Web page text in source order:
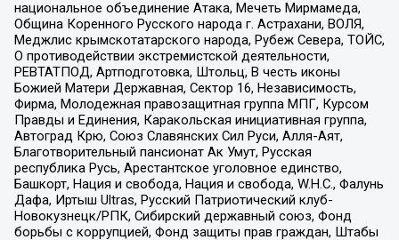
национальное объединение Атака, Мечеть Мирмамеда,
Община Коренного Русского народа г. Астрахани, ВОЛЯ,
Меджлис крымскотатарского народа, Рубеж Севера, ТОЙС,
О противодействии экстремистской деятельности,
РЕВТАТПОД, Артподготовка, Штольц, В честь иконы
Божией Матери Державная, Сектор 16, Независимость,
Фирма, Молодежная правозащитная группа МПГ, Курсом
Правды и Единения, Каракольская инициативная группа,
Автоград Крю, Союз Славянских Сил Руси, Алля-Аят,
Благотворительный пансионат Ак Умут, Русская
республика Русь, Арестантское уголовное единство,
Башкорт, Нация и свобода, Нация и свобода, W.H.С., Фалунь
Дафа, Иртыш Ultras, Русский Патриотический клуб-
Новокузнецк/РПК, Сибирский державный союз, Фонд
борьбы с коррупцией, Фонд защиты прав граждан, Штабы